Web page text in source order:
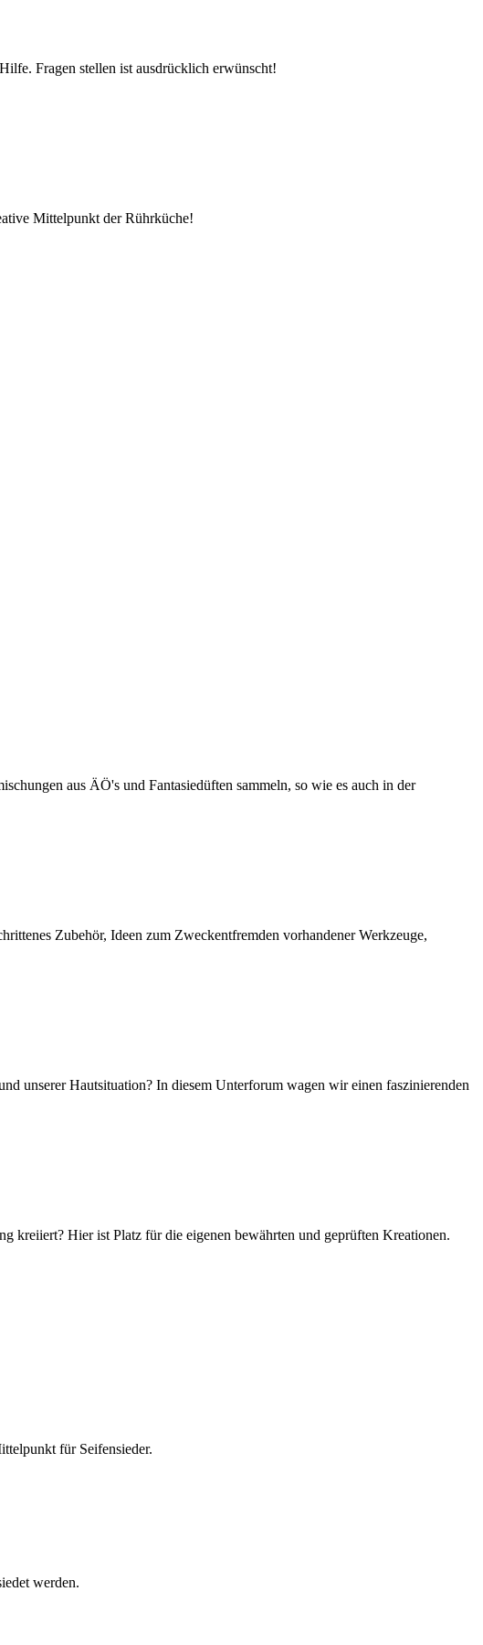
Fragen stellen ist ausdrücklich erwünscht!
Mittelpunkt der Rührküche!
aus ÄÖ's und Fantasiedüften sammeln, so wie es auch in der
Zubehör, Ideen zum Zweckentfremden vorhandener Werkzeuge,
unserer Hautsituation? In diesem Unterforum wagen wir einen faszinierenden
kreiiert? Hier ist Platz für die eigenen bewährten und geprüften Kreationen.
für Seifensieder.
werden.